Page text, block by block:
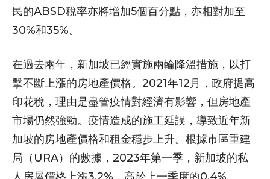
民的ABSD稅率亦將增加5個百分點，亦相對加至
30%和35%。
在過去兩年，新加坡已經實施兩輪降溫措施，以打
擊不斷上漲的房地產價格。2021年12月，政府提高
印花稅，理由是盡管疫情對經濟有影響，但房地產
市場仍然強勁。疫情造成的施工延誤，導致近年新
加坡的房地產價格和租金穩步上升。根據市區重建
局（URA）的數據，2023年第一季，新加坡的私
人房屋價格上漲3.2%，高於上一季度的0.4%。